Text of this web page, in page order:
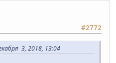
#2772
3, 2018, 13:04